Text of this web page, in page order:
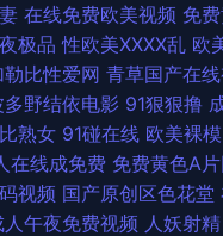
拍视频 欧美A片网址 日韩1234
超碰免费人人妻 国产人妖伪娘 激
月天 亚洲成人无码肏逼 九一香蕉
频 国产微拍 日韩成人大片 91次
在线免费欧美视频 免
极品 性欧美ⅩⅩⅩⅩ乱 欧
勒比性爱网 青草国产在
多野结依电影 91狠狠撸
熟女 91碰在线 欧美裸模
在线成免费 免费黄色A
视频 国产原创区色花堂
人午夜免费视频 人妖射精